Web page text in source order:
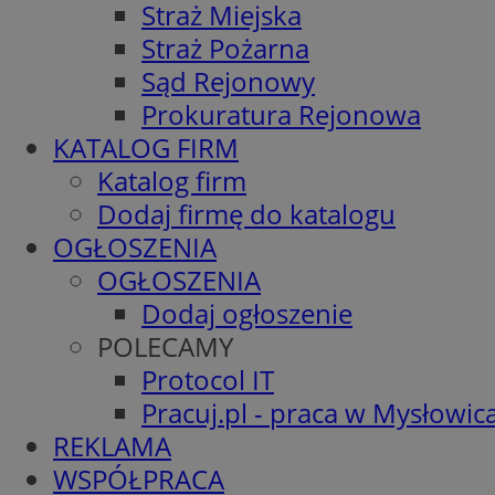
Straż Miejska
Straż Pożarna
Sąd Rejonowy
Prokuratura Rejonowa
KATALOG FIRM
Katalog firm
Dodaj firmę do katalogu
OGŁOSZENIA
OGŁOSZENIA
Dodaj ogłoszenie
POLECAMY
Protocol IT
Pracuj.pl - praca w
REKLAMA
WSPÓŁPRACA